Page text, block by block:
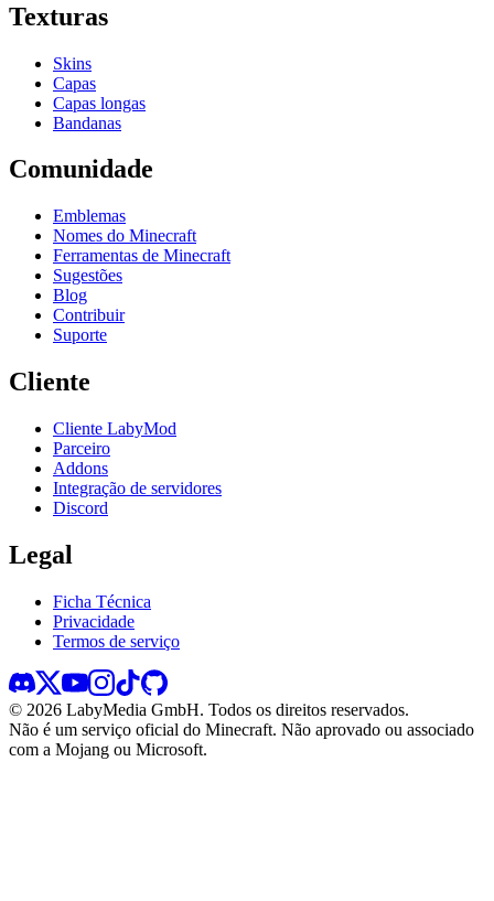
Texturas
Skins
Capas
Capas longas
Bandanas
Comunidade
Emblemas
Nomes do Minecraft
Ferramentas de Minecraft
Sugestões
Blog
Contribuir
Suporte
Cliente
Cliente LabyMod
Parceiro
Addons
Integração de servidores
Discord
Legal
Ficha Técnica
Privacidade
Termos de serviço
© 2026 LabyMedia GmbH. Todos os direitos reservados.
Não é um serviço oficial do Minecraft. Não aprovado ou associado
com a Mojang ou Microsoft.